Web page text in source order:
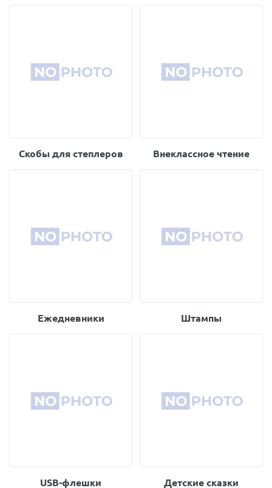
Скобы для степлеров Внеклассное чтение
Ежедневники Штампы
USB-флешки Детские сказки